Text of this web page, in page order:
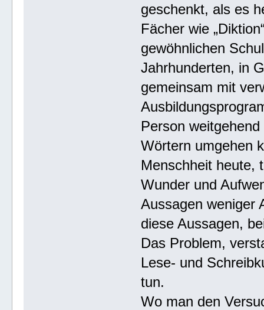
geschenkt, als es
Fächer wie
gewöhnlichen
Jahrhunderten, in
gemeinsam mit
Person
Wörtern umgehen
Menschheit heute,
Wunder und
Aussagen weniger
diese Aussagen,
Das Problem,
Lese- und
tun.
Wo man den